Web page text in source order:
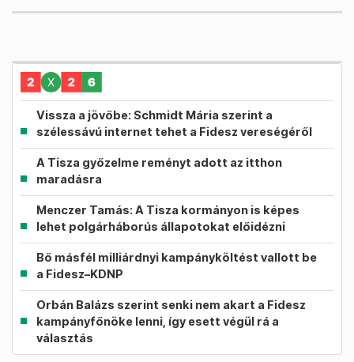
Vissza a jövőbe: Schmidt Mária szerint a
szélessávú internet tehet a Fidesz vereségéről
A Tisza győzelme reményt adott az itthon
maradásra
Menczer Tamás: A Tisza kormányon is képes
lehet polgárháborús állapotokat előidézni
Bő másfél milliárdnyi kampányköltést vallott be
a Fidesz–KDNP
Orbán Balázs szerint senki nem akart a Fidesz
kampányfőnöke lenni, így esett végül rá a
választás